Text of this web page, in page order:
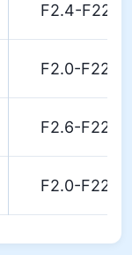
F2.4-F22
F2.0-F22
F2.6-F22
F2.0-F22